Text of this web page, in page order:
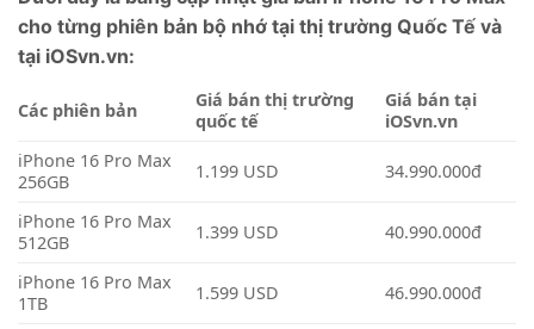
cho từng phiên bản bộ nhớ tại thị trường Quốc Tế và
tại iOSvn.vn:
Các phiên bản
Giá bán thị trường
quốc tế
Giá bán tại
iOSvn.vn
iPhone 16 Pro Max
256GB
1.199 USD 34.990.000đ
iPhone 16 Pro Max
512GB
1.399 USD 40.990.000đ
iPhone 16 Pro Max
1TB
1.599 USD 46.990.000đ